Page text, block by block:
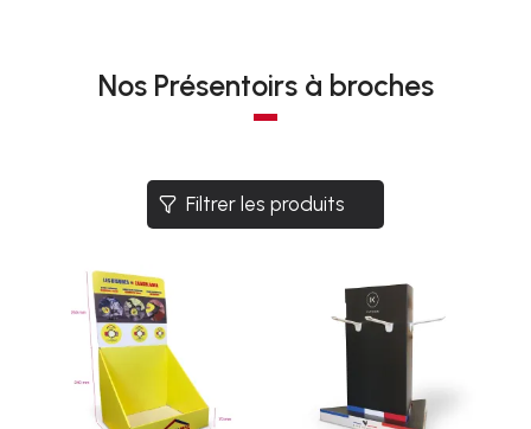
d’une caisse par exemple.
Nos Présentoirs à broches
Filtrer les produits